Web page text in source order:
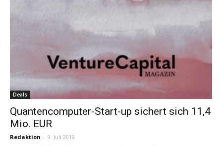
Deals
Quantencomputer-Start-up sichert sich 11,4
Mio. EUR
Redaktion - 9. Juli 2019